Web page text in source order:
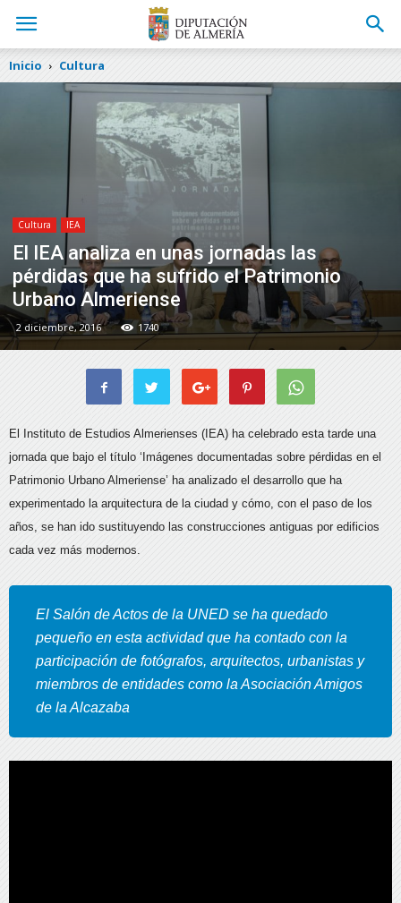
Inicio Cultura
Cultura IEA
El IEA analiza en unas jornadas las
pérdidas que ha sufrido el Patrimonio
Urbano Almeriense
2 diciembre, 2016 1740
El Instituto de Estudios Almerienses (IEA) ha celebrado esta tarde una
jornada que bajo el título ‘Imágenes documentadas sobre pérdidas en el
Patrimonio Urbano Almeriense’ ha analizado el desarrollo que ha
experimentado la arquitectura de la ciudad y cómo, con el paso de los
años, se han ido sustituyendo las construcciones antiguas por edificios
cada vez más modernos.
El Salón de Actos de la UNED se ha quedado
pequeño en esta actividad que ha contado con la
participación de fotógrafos, arquitectos, urbanistas y
miembros de entidades como la Asociación Amigos
de la Alcazaba